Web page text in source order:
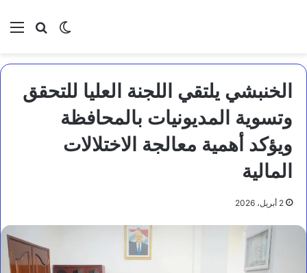
بحثالوضع
الخنبشي يلتقي اللجنة العليا للتحقق
وتسوية المديونيات بالمحافظة
ويؤكد أهمية معالجة الاختلالات
المالية
2 أبريل، 2026